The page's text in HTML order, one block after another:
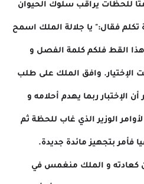
للحظات يراقب سلوك الحيوان
فقال:" يا جلالة الملك اسمح
القط فلكم كلمة الفصل و
الإختيار. وافق الملك على طلب
الإختبار ربما يهدم أحلامه و
الوزير الذي غاب للحظة ثم
فأمر بتجهيز مائدة جديدة.
كعادته و الملك منغمس في